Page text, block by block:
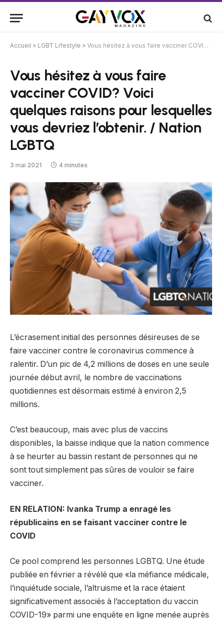
Accueil » LGBT Lifestyle » Vous hésitez à vous faire vacciner COVID? Voici quelques raisons pour lesquelles vous devriez l’obtenir. / Nation LGBTQ
Vous hésitez à vous faire
vacciner COVID? Voici
quelques raisons pour lesquelles
vous devriez l’obtenir. / Nation
LGBTQ
3 mai 2021 4 minutes
L’écrasement initial des personnes désireuses de se
faire vacciner contre le coronavirus commence à
ralentir. D’un pic de 4,2 millions de doses en une seule
journée début avril, le nombre de vaccinations
quotidiennes est désormais estimé à environ 2,5
millions.
C’est beaucoup, mais avec plus de vaccins
disponibles, la baisse indique que la nation commence
à se heurter au bassin restant de personnes qui ne
sont tout simplement pas sûres de vouloir se faire
vacciner.
EN RELATION: Ivanka Trump a enragé les
républicains en se faisant vacciner contre le
COVID
Ce pool comprend les personnes LGBTQ. Une étude
publiée en février a révélé que «la méfiance médicale,
l’inquiétude sociale, l’altruisme et la race étaient
significativement associés à l’acceptation du vaccin
COVID-19» parmi une enquête en ligne menée auprès